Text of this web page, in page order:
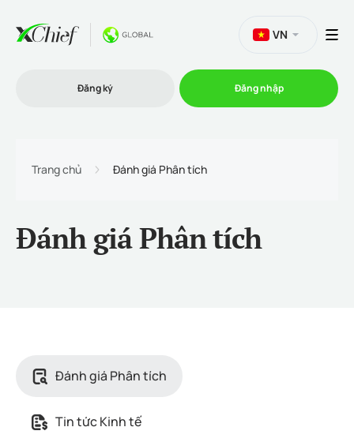
Khuyến mãi
VN
Đăng ký Đăng nhập
Trang chủ Đánh giá Phân tích
Đánh giá Phân tích
Đánh giá Phân tích
Tin tức Kinh tế